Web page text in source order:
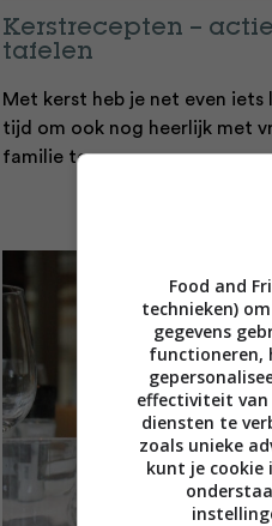
Kerstrecepten –
tafelen
Met kerst heb je net even iets
tijd om ook nog heerlijk met
familie te gaan...
Food and
technieken)
gegevens
functioneren,
effectiviteit
diensten te
zoals unieke
kunt je cookie